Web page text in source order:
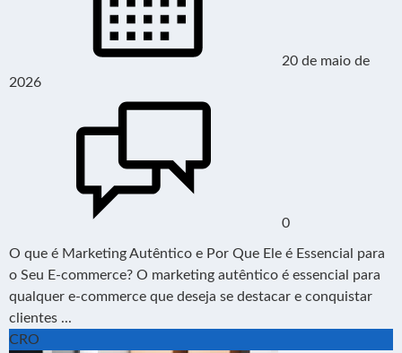
20 de maio de
2026
0
O que é Marketing Autêntico e Por Que Ele é Essencial para
o Seu E-commerce? O marketing autêntico é essencial para
qualquer e-commerce que deseja se destacar e conquistar
clientes ...
CRO